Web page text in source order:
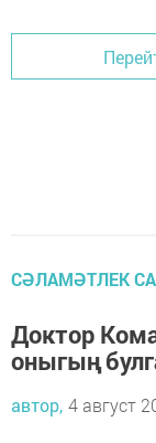
СӘЛАМӘТЛЕК
Доктор
оныгың
автор, 4 август